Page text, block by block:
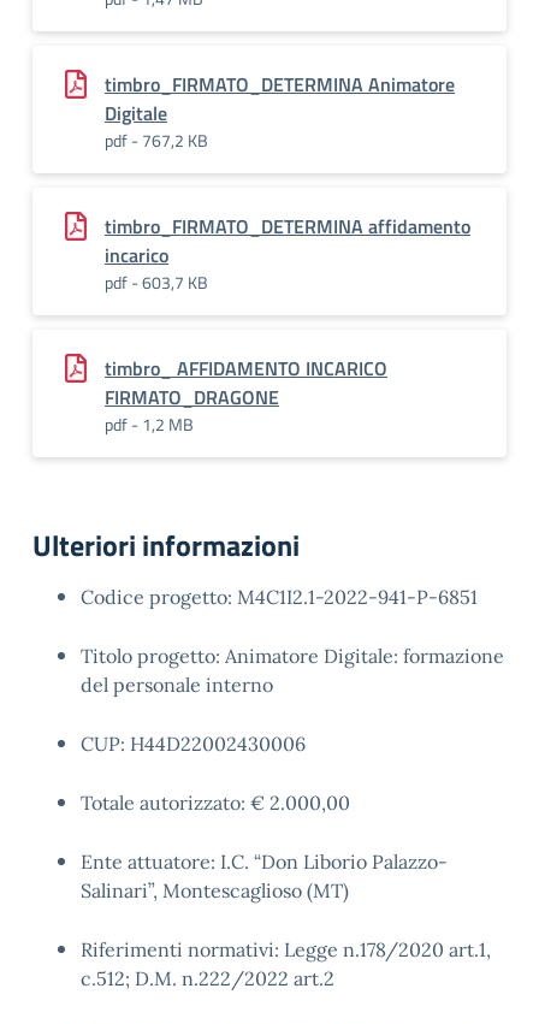
timbro_FIRMATO_DETERMINA Animatore
Digitale
pdf - 767,2 KB
timbro_FIRMATO_DETERMINA affidamento
incarico
pdf - 603,7 KB
timbro_ AFFIDAMENTO INCARICO
FIRMATO_DRAGONE
pdf - 1,2 MB
Ulteriori informazioni
Codice progetto: M4C1I2.1-2022-941-P-6851
Titolo progetto: Animatore Digitale: formazione
del personale interno
CUP: H44D22002430006
Totale autorizzato: € 2.000,00
Ente attuatore: I.C. “Don Liborio Palazzo-
Salinari”, Montescaglioso (MT)
Riferimenti normativi: Legge n.178/2020 art.1,
c.512; D.M. n.222/2022 art.2